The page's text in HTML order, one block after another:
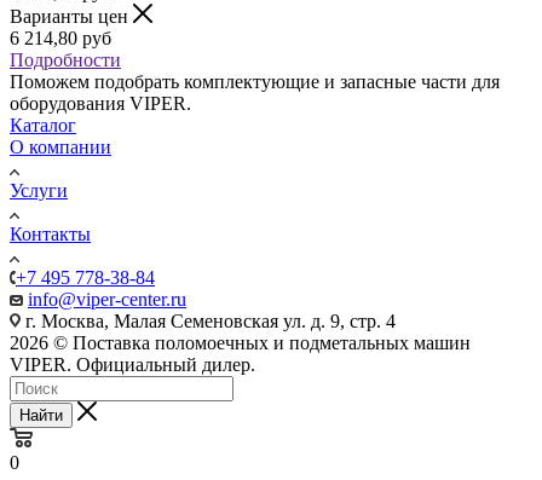
Варианты цен
6 214,80 руб
Подробности
Поможем подобрать комплектующие и запасные части для
оборудования VIPER.
Каталог
О компании
Услуги
Контакты
+7 495 778-38-84
info@viper-center.ru
г. Москва, Малая Семеновская ул. д. 9, стр. 4
2026 © Поставка поломоечных и подметальных машин
VIPER. Официальный дилер.
Найти
0